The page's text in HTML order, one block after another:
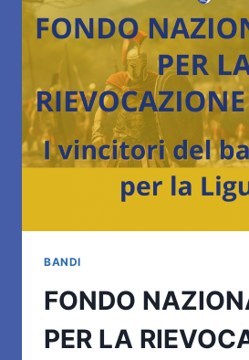
DI
IDONEITÀ
–
GIOVEDÌ
7
NOVEMBRE
2024
ORE
11
BANDI
FONDO
PER LA